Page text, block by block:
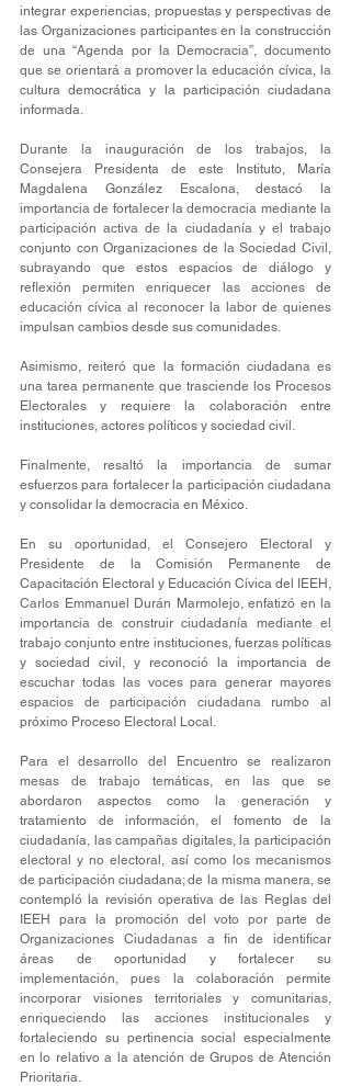
integrar experiencias, propuestas y perspectivas de
las Organizaciones participantes en la construcción
de una “Agenda por la Democracia”, documento
que se orientará a promover la educación cívica, la
cultura democrática y la participación ciudadana
informada.
Durante la inauguración de los trabajos, la
Consejera Presidenta de este Instituto, María
Magdalena González Escalona, destacó la
importancia de fortalecer la democracia mediante la
participación activa de la ciudadanía y el trabajo
conjunto con Organizaciones de la Sociedad Civil,
subrayando que estos espacios de diálogo y
reflexión permiten enriquecer las acciones de
educación cívica al reconocer la labor de quienes
impulsan cambios desde sus comunidades.
Asimismo, reiteró que la formación ciudadana es
una tarea permanente que trasciende los Procesos
Electorales y requiere la colaboración entre
instituciones, actores políticos y sociedad civil.
Finalmente, resaltó la importancia de sumar
esfuerzos para fortalecer la participación ciudadana
y consolidar la democracia en México.
En su oportunidad, el Consejero Electoral y
Presidente de la Comisión Permanente de
Capacitación Electoral y Educación Cívica del IEEH,
Carlos Emmanuel Durán Marmolejo, enfatizó en la
importancia de construir ciudadanía mediante el
trabajo conjunto entre instituciones, fuerzas políticas
y sociedad civil, y reconoció la importancia de
escuchar todas las voces para generar mayores
espacios de participación ciudadana rumbo al
próximo Proceso Electoral Local.
Para el desarrollo del Encuentro se realizaron
mesas de trabajo temáticas, en las que se
abordaron aspectos como la generación y
tratamiento de información, el fomento de la
ciudadanía, las campañas digitales, la participación
electoral y no electoral, así como los mecanismos
de participación ciudadana; de la misma manera, se
contempló la revisión operativa de las Reglas del
IEEH para la promoción del voto por parte de
Organizaciones Ciudadanas a fin de identificar
áreas de oportunidad y fortalecer su
implementación, pues la colaboración permite
incorporar visiones territoriales y comunitarias,
enriqueciendo las acciones institucionales y
fortaleciendo su pertinencia social especialmente
en lo relativo a la atención de Grupos de Atención
Prioritaria.